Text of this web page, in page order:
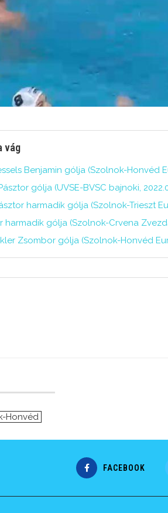
vág
Benjamin gólja (Szolnok-Honvéd
gólja (UVSE-BVSC bajnoki,
harmadik gólja (Szolnok-Trieszt
harmadik gólja (Szolnok-Crvena
Zsombor gólja (Szolnok-Honvéd
Honvéd
FACEBOOK